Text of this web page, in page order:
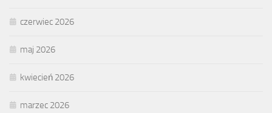
czerwiec 2026
maj 2026
kwiecień 2026
marzec 2026